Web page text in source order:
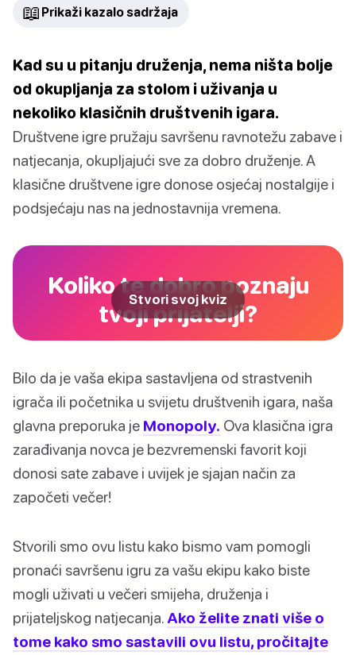
📖 Prikaži kazalo sadržaja
Kad su u pitanju druženja, nema ništa bolje
od okupljanja za stolom i uživanja u
nekoliko klasičnih društvenih igara.
Društvene igre pružaju savršenu ravnotežu zabave i
natjecanja, okupljajući sve za dobro druženje. A
klasične društvene igre donose osjećaj nostalgije i
podsjećaju nas na jednostavnija vremena.
Koliko te dobro poznaju
tvoji prijatelji?
Stvori svoj kviz
Bilo da je vaša ekipa sastavljena od strastvenih
igrača ili početnika u svijetu društvenih igara, naša
glavna preporuka je Monopoly. Ova klasična igra
zarađivanja novca je bezvremenski favorit koji
donosi sate zabave i uvijek je sjajan način za
započeti večer!
Stvorili smo ovu listu kako bismo vam pomogli
pronaći savršenu igru za vašu ekipu kako biste
mogli uživati u večeri smijeha, druženja i
prijateljskog natjecanja. Ako želite znati više o
tome kako smo sastavili ovu listu, pročitajte